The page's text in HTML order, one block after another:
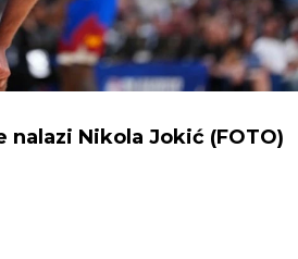
nalazi Nikola Jokić (FOTO)